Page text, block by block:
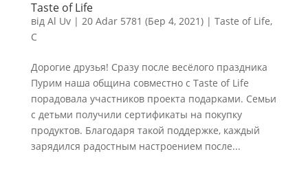
Taste of Life
від Al Uv| 20 Adar 5781 (Бер 4, 2021)| Taste of Life,
С
Дорогие друзья! Сразу после весёлого праздника
Пурим наша община совместно с Taste of Life
порадовала участников проекта подарками. Семьи
с детьми получили сертификаты на покупку
продуктов. Благодаря такой поддержке, каждый
зарядился радостным настроением после...